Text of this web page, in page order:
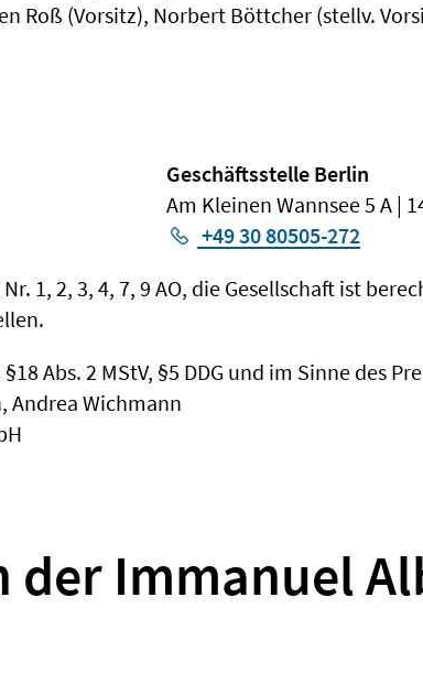
Roß (Vorsitz), Norbert Böttcher (stellv.
Geschäftsstelle Berlin
Am Kleinen Wannsee 5 A |
+49 30 80505-272
1, 2, 3, 4, 7, 9 AO, die Gesellschaft ist
Abs. 2 MStV, §5 DDG und im Sinne des
Andrea Wichmann
der Immanuel